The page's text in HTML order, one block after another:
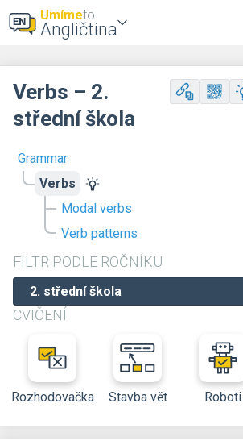
Umímeto
Angličtina
Grammar
Verbs
Modal verbs
Verb patterns
FILTR PODLE ROČNÍKU
CVIČENÍ
Rozhodovačka Stavba vět Roboti
Verbs – 2.
střední škola